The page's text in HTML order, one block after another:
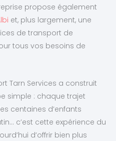
propose également
et, plus largement, une
de transport de
tous vos besoins de
Tarn Services a construit
simple : chaque trajet
centaines d’enfants
c’est cette expérience du
d’offrir bien plus